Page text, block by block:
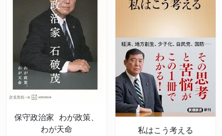
保守政治家 わが政策、
わが天命
私はこう考える